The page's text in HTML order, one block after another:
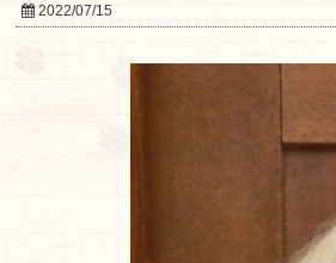
2022/07/15